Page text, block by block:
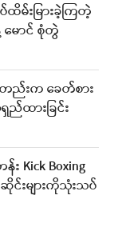
မ်းမြားခဲ့ကြတဲ့
မောင် စုံတွဲ
ည်းက ခေတ်စား
ည်ထားခြင်း
Kick Boxing
ဆိုင်းများကိုသုံးသပ်